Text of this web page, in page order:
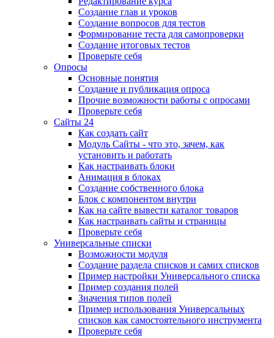
Создание глав и уроков
Создание вопросов для тестов
Формирование теста для самопроверки
Создание итоговых тестов
Проверьте себя
Опросы
Основные понятия
Создание и публикация опроса
Прочие возможности работы с опросами
Проверьте себя
Сайты 24
Как создать сайт
Модуль Сайты - что это, зачем, как
установить и работать
Как настраивать блоки
Анимация в блоках
Создание собственного блока
Блок с компонентом внутри
Как на сайте вывести каталог товаров
Как настраивать сайты и страницы
Проверьте себя
Универсальные списки
Возможности модуля
Создание раздела списков и самих списков
Пример настройки Универсального списка
Пример создания полей
Значения типов полей
Пример использования Универсальных
списков как самостоятельного инструмента
Проверьте себя